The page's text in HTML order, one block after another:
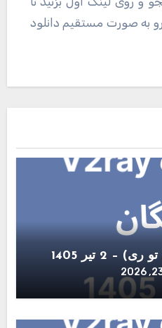
به صورت مستقیم دانلود
2 تیر 1405